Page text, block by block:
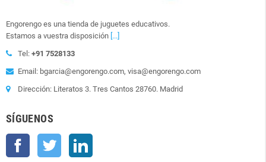
Engorengo es una tienda de juguetes educativos.
Estamos a vuestra disposición [...]
Tel: +91 7528133
Email: bgarcia@engorengo.com, visa@engorengo.com
Dirección: Literatos 3. Tres Cantos 28760. Madrid
SÍGUENOS
Facebook Twitter